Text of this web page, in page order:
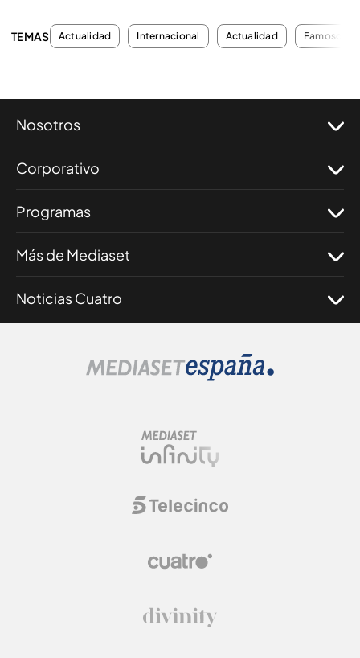
TEMAS Actualidad Internacional Actualidad Famosos
Nosotros
Corporativo
Programas
Más de Mediaset
Noticias Cuatro